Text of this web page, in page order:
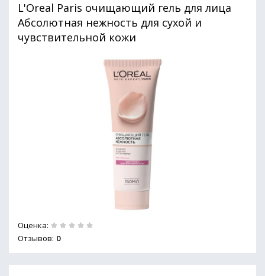
L'Oreal Paris очищающий гель для лица
Абсолютная нежность для сухой и
чувствительной кожи
Оценка:
Отзывов: 0